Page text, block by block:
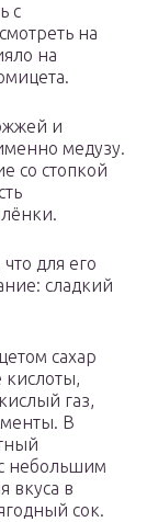
с
на
на
и
медузу.
со стопкой
для его
сладкий
сахар
кислоты,
газ,
В
небольшим
вкуса в
сок.